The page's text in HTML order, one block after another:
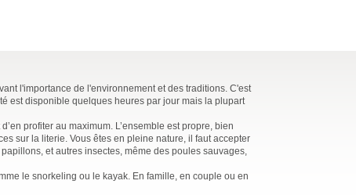
l'importance de l'environnement et des traditions. C'est
est disponible quelques heures par jour mais la plupart
profiter au maximum. L’ensemble est propre, bien
sur la literie. Vous êtes en pleine nature, il faut accepter
et autres insectes, même des poules sauvages,
le snorkeling ou le kayak. En famille, en couple ou en